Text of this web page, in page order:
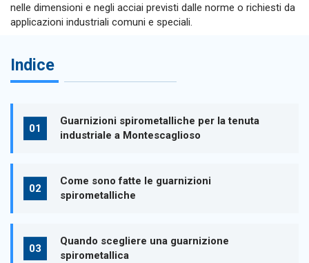
nelle dimensioni e negli acciai previsti dalle norme o richiesti da
applicazioni industriali comuni e speciali.
Indice
Guarnizioni spirometalliche per la tenuta
industriale a Montescaglioso
Come sono fatte le guarnizioni
spirometalliche
Quando scegliere una guarnizione
spirometallica